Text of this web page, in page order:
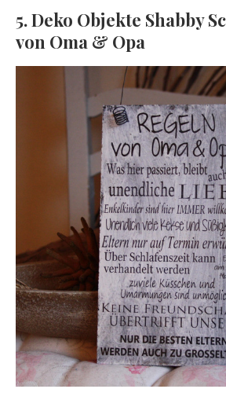
5. Deko Objekte Shabby
von Oma & Opa